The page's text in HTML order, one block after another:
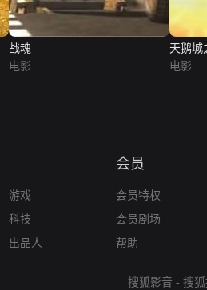
战魂
电影
天鹅城
电影
游戏
科技
出品人
会员
会员特权
会员剧场
帮助
搜狐影音 - 搜